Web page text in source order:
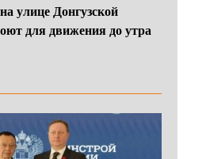
улице Донгузской
для движения до утра